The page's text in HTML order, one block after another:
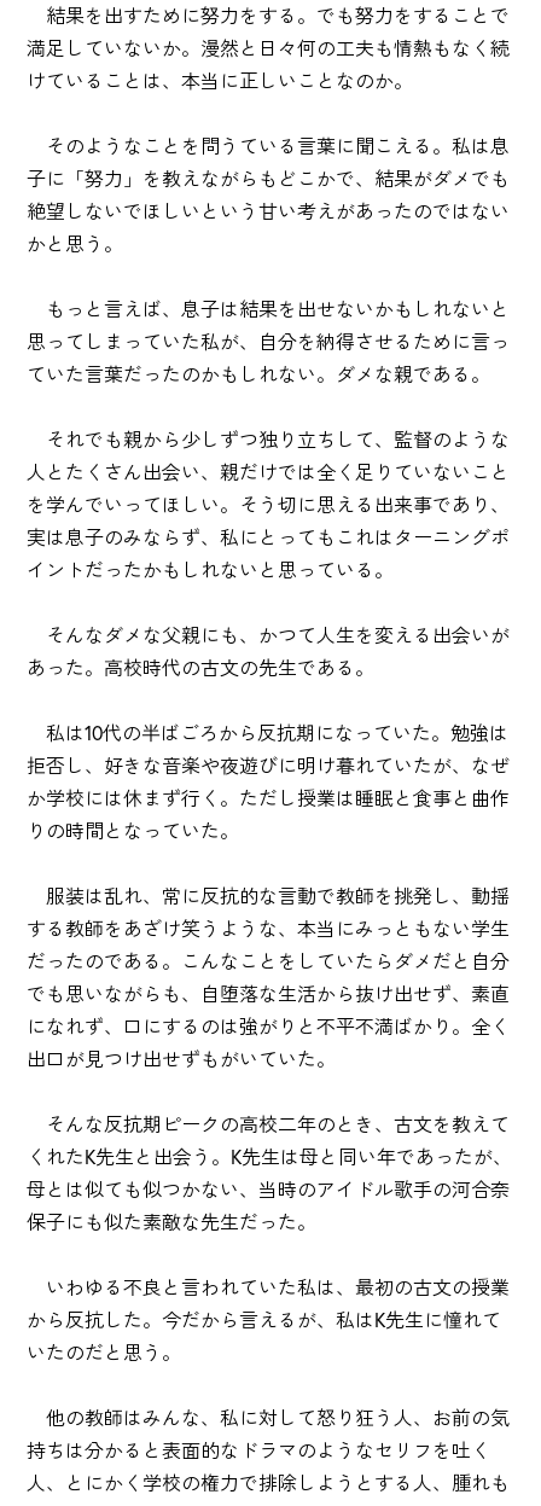
結果を出すために努力をする。でも努力をすることで
満足していないか。漫然と日々何の工夫も情熱もなく続
けていることは、本当に正しいことなのか。
そのようなことを問うている言葉に聞こえる。私は息
子に「努力」を教えながらもどこかで、結果がダメでも
絶望しないでほしいという甘い考えがあったのではない
かと思う。
もっと言えば、息子は結果を出せないかもしれないと
思ってしまっていた私が、自分を納得させるために言っ
ていた言葉だったのかもしれない。ダメな親である。
それでも親から少しずつ独り立ちして、監督のような
人とたくさん出会い、親だけでは全く足りていないこと
を学んでいってほしい。そう切に思える出来事であり、
実は息子のみならず、私にとってもこれはターニングポ
イントだったかもしれないと思っている。
そんなダメな父親にも、かつて人生を変える出会いが
あった。高校時代の古文の先生である。
私は10代の半ばごろから反抗期になっていた。勉強は
拒否し、好きな音楽や夜遊びに明け暮れていたが、なぜ
か学校には休まず行く。ただし授業は睡眠と食事と曲作
りの時間となっていた。
服装は乱れ、常に反抗的な言動で教師を挑発し、動揺
する教師をあざけ笑うような、本当にみっともない学生
だったのである。こんなことをしていたらダメだと自分
でも思いながらも、自堕落な生活から抜け出せず、素直
になれず、口にするのは強がりと不平不満ばかり。全く
出口が見つけ出せずもがいていた。
そんな反抗期ピークの高校二年のとき、古文を教えて
くれたK先生と出会う。K先生は母と同い年であったが、
母とは似ても似つかない、当時のアイドル歌手の河合奈
保子にも似た素敵な先生だった。
いわゆる不良と言われていた私は、最初の古文の授業
から反抗した。今だから言えるが、私はK先生に憧れて
いたのだと思う。
他の教師はみんな、私に対して怒り狂う人、お前の気
持ちは分かると表面的なドラマのようなセリフを吐く
人、とにかく学校の権力で排除しようとする人、腫れも